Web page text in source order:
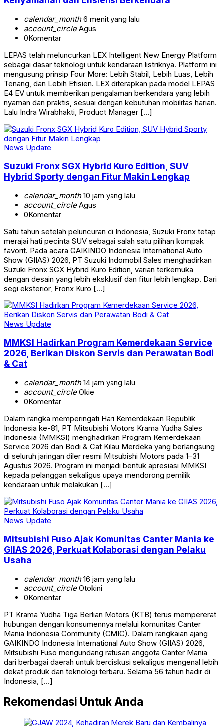
calendar_month6 menit yang lalu
account_circleAgus
0Komentar
LEPAS telah meluncurkan LEX Intelligent New Energy Platform
sebagai dasar teknologi untuk kendaraan listriknya. Platform ini
mengusung prinsip Four More: Lebih Stabil, Lebih Luas, Lebih
Tenang, dan Lebih Efisien. LEX diterapkan pada model LEPAS
E4 EV untuk memberikan pengalaman berkendara yang lebih
nyaman dan praktis, sesuai dengan kebutuhan mobilitas harian.
Lalu Indra Wirabhakti, Product Manager […]
News Update
Suzuki Fronx SGX Hybrid Kuro Edition, SUV
Hybrid Sporty dengan Fitur Makin Lengkap
calendar_month10 jam yang lalu
account_circleAgus
0Komentar
Satu tahun setelah peluncuran di Indonesia, Suzuki Fronx tetap
merajai hati pecinta SUV sebagai salah satu pilihan kompak
favorit. Pada acara GAIKINDO Indonesia International Auto
Show (GIIAS) 2026, PT Suzuki Indomobil Sales menghadirkan
Suzuki Fronx SGX Hybrid Kuro Edition, varian terkemuka
dengan desain yang lebih eksklusif dan fitur lebih lengkap. Dari
segi eksterior, Fronx Kuro […]
News Update
MMKSI Hadirkan Program Kemerdekaan Service
2026, Berikan Diskon Servis dan Perawatan Bodi
& Cat
calendar_month14 jam yang lalu
account_circleOkie
0Komentar
Dalam rangka memperingati Hari Kemerdekaan Republik
Indonesia ke-81, PT Mitsubishi Motors Krama Yudha Sales
Indonesia (MMKSI) menghadirkan Program Kemerdekaan
Service 2026 dan Bodi & Cat Kilau Merdeka yang berlangsung
di seluruh jaringan diler resmi Mitsubishi Motors pada 1–31
Agustus 2026. Program ini menjadi bentuk apresiasi MMKSI
kepada pelanggan sekaligus upaya mendorong pemilik
kendaraan untuk melakukan […]
News Update
Mitsubishi Fuso Ajak Komunitas Canter Mania ke
GIIAS 2026, Perkuat Kolaborasi dengan Pelaku
Usaha
calendar_month16 jam yang lalu
account_circleOtokini
0Komentar
PT Krama Yudha Tiga Berlian Motors (KTB) terus mempererat
hubungan dengan konsumennya melalui komunitas Canter
Mania Indonesia Community (CMIC). Dalam rangkaian ajang
GAIKINDO Indonesia International Auto Show (GIIAS) 2026,
Mitsubishi Fuso mengundang ratusan anggota Canter Mania
dari berbagai daerah untuk berdiskusi sekaligus mengenal lebih
dekat produk dan teknologi terbaru. Selama 56 tahun hadir di
Indonesia, […]
Rekomendasi Untuk Anda